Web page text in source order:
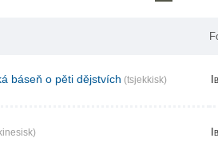
báseň o pěti dějstvích (tsjekkisk)